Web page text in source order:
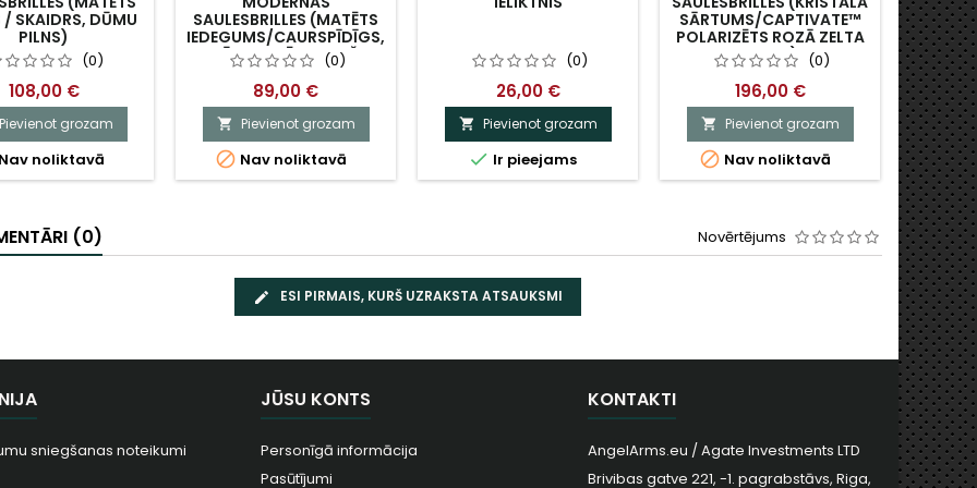
/ SKAIDRS, DŪMU
PILNS)
(0)
108,00 €
Pievienot grozam
Nav noliktavā
SAULESBRILLES (MATĒTS
IEDEGUMS/CAURSPĪDĪGS,
DŪMU PELĒKS, GAIŠI
RŪSGS)
(0)
89,00 €
 Pievienot grozam
 Nav noliktavā
(0)
26,00 €
 Pievienot grozam
 Ir pieejams
SĀRTUMS/CAPTIVATE™
POLARIZĒTS ROZĀ ZELTA
TONIS) (0)
196,00 €
 Pievienot grozam
 Nav noliktavā


(0) Novērtējums
ESI PIRMAIS, KURŠ UZRAKSTA ATSAUKSMI
sniegšanas noteikumi
JŪSU KONTS
Personīgā informācija
Pasūtījumi
KONTAKTI
AngelArms.eu / Agate Investments LTD
Brivibas gatve 221, -1. pagrabstāvs, Riga,